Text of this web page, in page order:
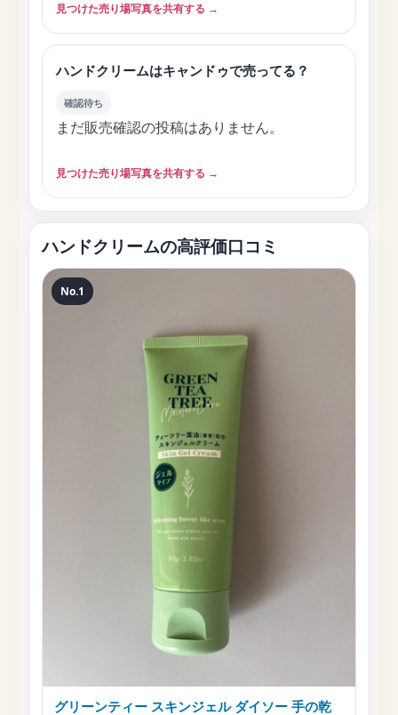
見つけた売り場写真を共有する →
ハンドクリームはキャンドゥで売ってる？
確認待ち
まだ販売確認の投稿はありません。
見つけた売り場写真を共有する →
ハンドクリームの高評価口コミ
No.1
グリーンティー スキンジェル ダイソー 手の乾